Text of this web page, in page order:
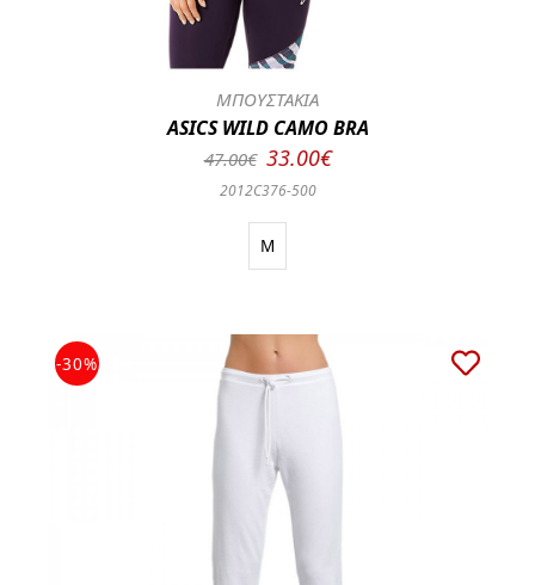
ΜΠΟΥΣΤΑΚΙΑ
ASICS WILD CAMO BRA
47.00€ 33.00€
2012C376-500
M
-30%